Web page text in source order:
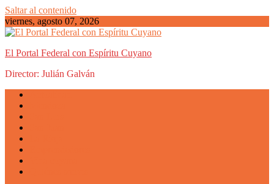
Saltar al contenido
viernes, agosto 07, 2026
El Portal Federal con Espíritu Cuyano
Director: Julián Galván